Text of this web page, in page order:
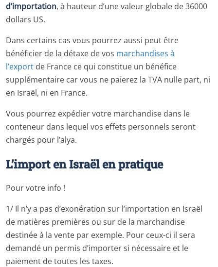
d’importation, à hauteur d’une valeur globale de 36000
dollars US.
Dans certains cas vous pourrez aussi peut être
bénéficier de la détaxe de vos marchandises à
l’export de France ce qui constitue un bénéfice
supplémentaire car vous ne paierez la TVA nulle part, ni
en Israël, ni en France.
Vous pourrez expédier votre marchandise dans le
conteneur dans lequel vos effets personnels seront
chargés pour l’alya.
L’import en Israël en pratique
Pour votre info !
1/ Il n’y a pas d’exonération sur l’importation en Israël
de matières premières ou sur de la marchandise
destinée à la vente par exemple. Pour ceux-ci il sera
demandé un permis d’importer si nécessaire et le
paiement de toutes les taxes.